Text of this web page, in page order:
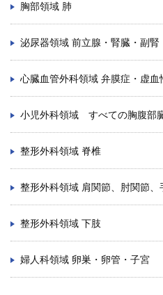
胸部領域 肺
泌尿器領域 前立腺・腎臓・副腎
心臓血管外科領域 弁膜症・虚血
小児外科領域 すべての胸腹部
整形外科領域 脊椎
整形外科領域 肩関節、肘関節、
整形外科領域 下肢
婦人科領域 卵巣・卵管・子宮